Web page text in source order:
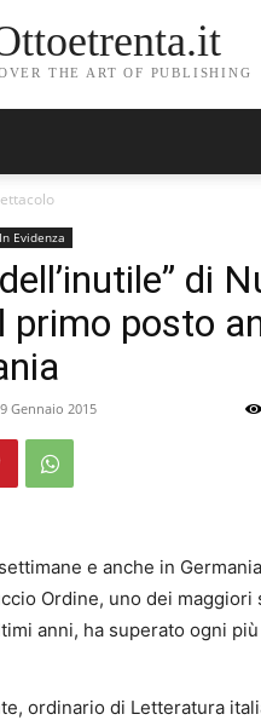
THE ART OF PUBLISHING
In Evidenza
di
primo posto
Gennaio 2015
e anche in Germania
Ordine, uno dei maggiori
anni, ha superato ogni
ordinario di Letteratura